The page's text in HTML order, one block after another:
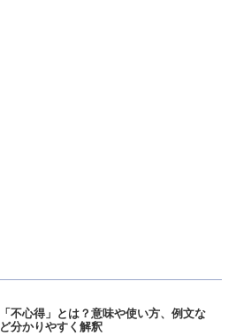
「不心得」とは？意味や使い方、例文な
ど分かりやすく解釈